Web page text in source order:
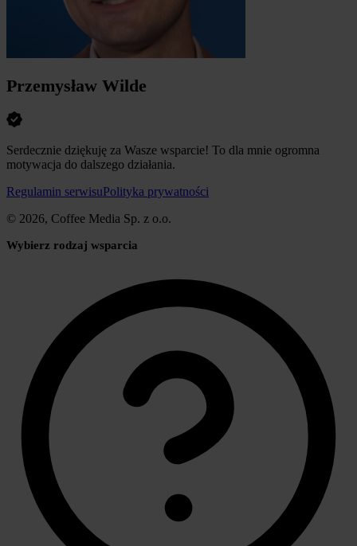
Przemysław Wilde
Serdecznie dziękuję za Wasze wsparcie! To dla mnie ogromna
motywacja do dalszego działania.
Regulamin serwisuPolityka prywatności
© 2026, Coffee Media Sp. z o.o.
Wybierz rodzaj wsparcia